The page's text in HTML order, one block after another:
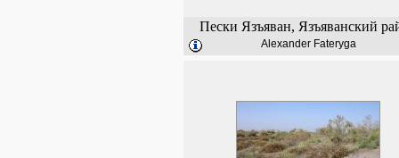
Пески Язъяван, Язъяванский
Alexander Fateryga